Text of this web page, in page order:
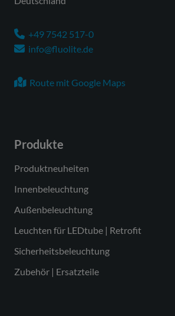
+49 7542 517-0
info@fluolite.de
Route mit Google Maps
Produkte
Produktneuheiten
Innenbeleuchtung
Außenbeleuchtung
Leuchten für LEDtube | Retrofit
Sicherheitsbeleuchtung
Zubehör | Ersatzteile